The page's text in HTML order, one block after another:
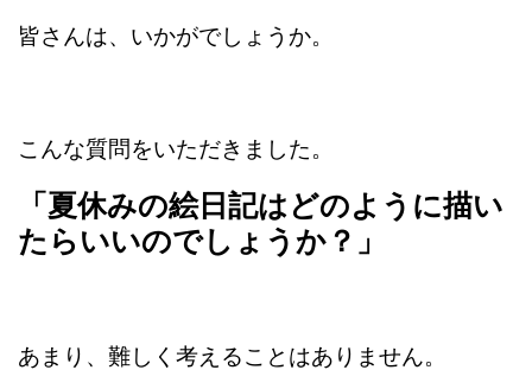
皆さんは、いかがでしょうか。
こんな質問をいただきました。
「夏休みの絵日記はどのように描い
たらいいのでしょうか？」
あまり、難しく考えることはありません。